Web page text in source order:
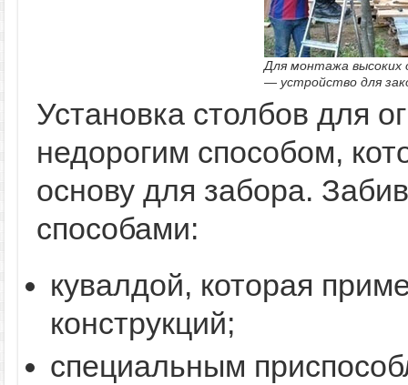
Для монтажа высоких
— устройство для
Установка столбов для
недорогим способом,
основу для забора.
способами:
кувалдой, которая
конструкций;
специальным